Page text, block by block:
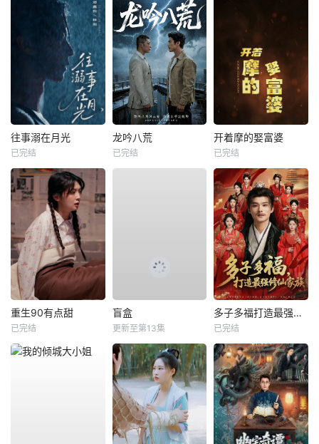
往事溺在月光
已完结
龙吟八荒
已完结
开着摩的娶富婆
已完结
重生90有点甜
已完结
盲盒
更新至第13集
多子多福打造最强修仙家族
已完结